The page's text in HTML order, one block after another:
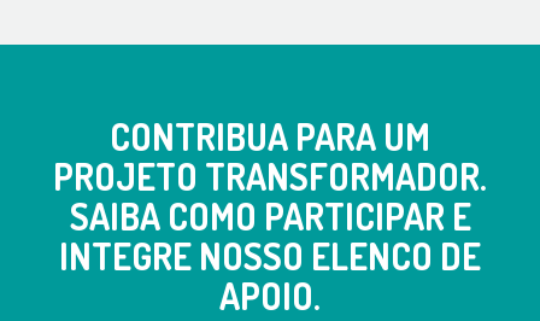
CONTRIBUA PARA UM
PROJETO TRANSFORMADOR.
SAIBA COMO PARTICIPAR E
INTEGRE NOSSO ELENCO DE
APOIO.